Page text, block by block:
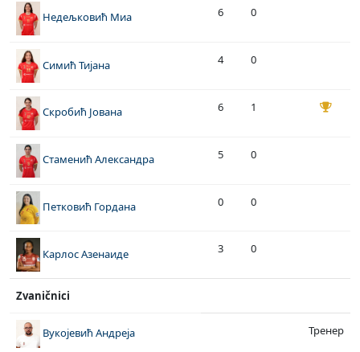
Недељковић Миа 6 0
Симић Тијана 4 0
Скробић Јована 6 1
Стаменић Александра 5 0
Петковић Гордана 0 0
Карлос Азенаиде 3 0
Zvaničnici
Вукојевић Андреја Тренер